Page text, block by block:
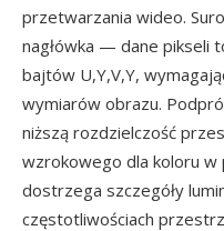
przetwarzania wideo.
nagłówka — dane pikseli
bajtów U,Y,V,Y,
wymiarów obrazu.
niższą rozdzielczość
wzrokowego dla koloru w
dostrzega szczegóły
częstotliwościach